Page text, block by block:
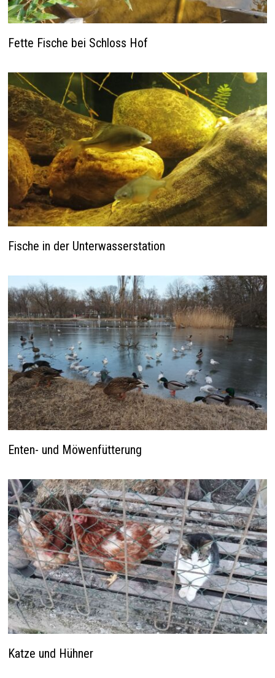
Fette Fische bei Schloss Hof
Fische in der Unterwasserstation
Enten- und Möwenfütterung
Katze und Hühner